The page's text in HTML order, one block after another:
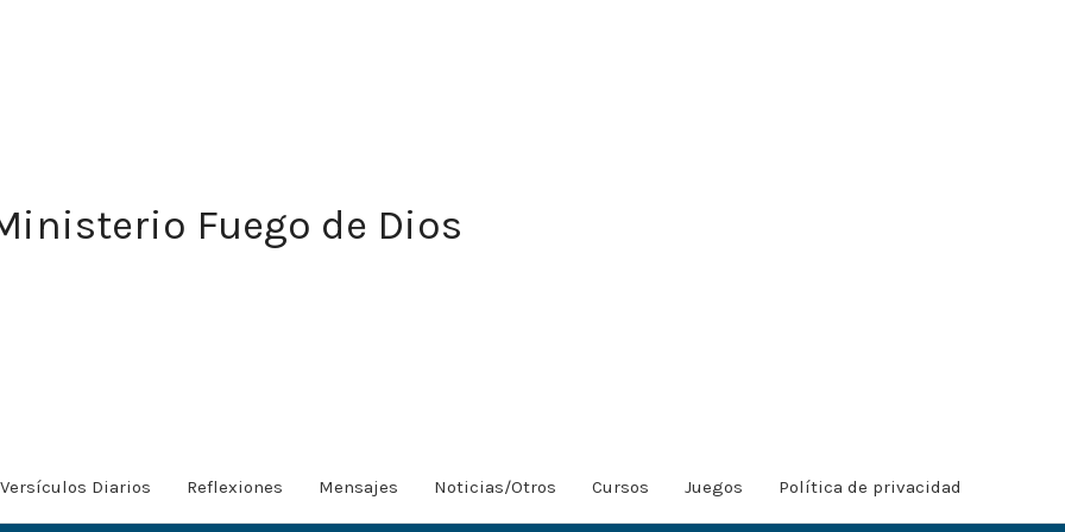
Fuego de Dios
Versículos Diarios Reflexiones Mensajes Noticias/Otros Cursos Juegos Política de privacidad